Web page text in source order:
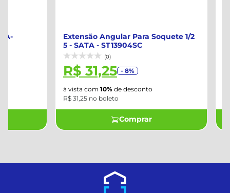
Extensão Angular Para Soquete 1/2
5 - SATA - ST13904SC
R$ 31,25 - 8%
10%de desconto
R$ 31,25 no boleto
Extensão